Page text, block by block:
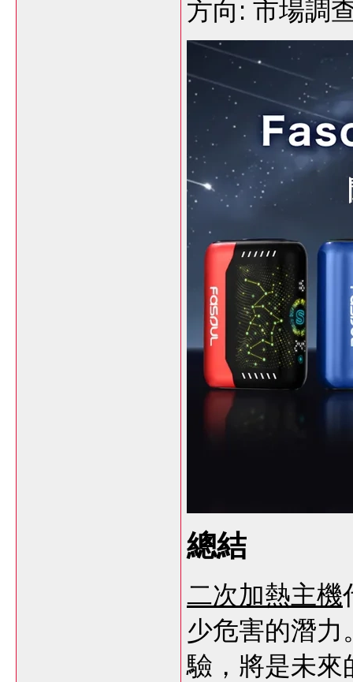
方向: 市場調
總結
二次加熱主機
少危害的潛力
驗，將是未來